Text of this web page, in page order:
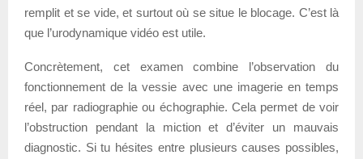
remplit et se vide, et surtout où se situe le blocage. C’est là
que l’urodynamique vidéo est utile.
Concrètement, cet examen combine l’observation du
fonctionnement de la vessie avec une imagerie en temps
réel, par radiographie ou échographie. Cela permet de voir
l’obstruction pendant la miction et d’éviter un mauvais
diagnostic. Si tu hésites entre plusieurs causes possibles,